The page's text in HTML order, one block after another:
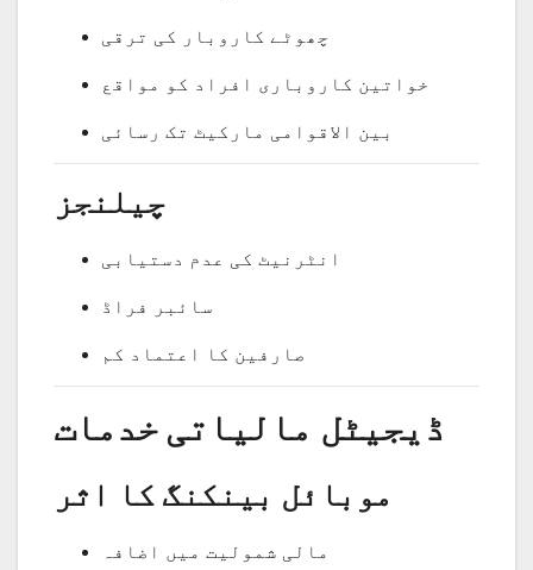
چھوٹے کاروبار کی ترقی
خواتین کاروباری افراد کو مواقع
بین الاقوامی مارکیٹ تک رسائی
چیلنجز
انٹرنیٹ کی عدم دستیابی
سائبر فراڈ
صارفین کا اعتماد کم
ڈیجیٹل مالیاتی خدمات
موبائل بینکنگ کا اثر
مالی شمولیت میں اضافہ